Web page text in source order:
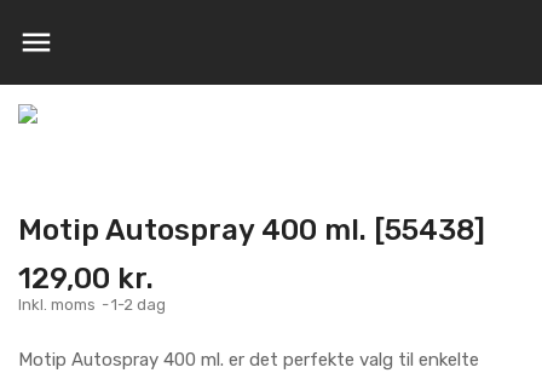

Motip Autospray 400 ml. [55438]
129,00 kr.
Inkl. moms 1-2 dag
Motip Autospray 400 ml. er det perfekte valg til enkelte